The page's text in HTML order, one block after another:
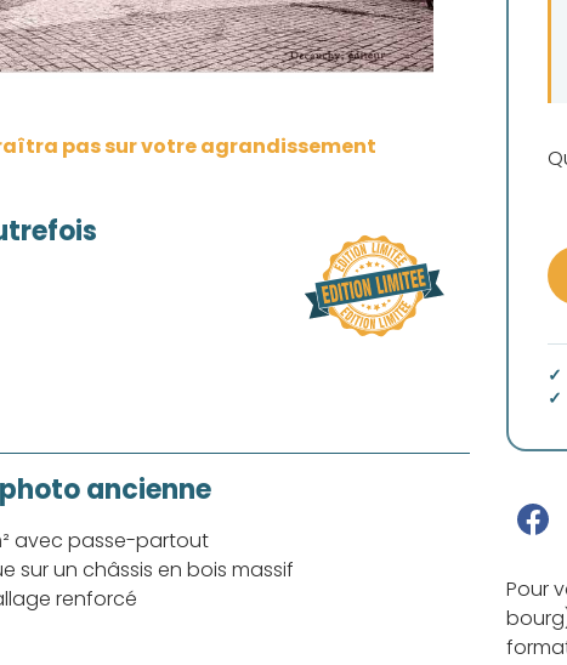
pas sur votre agrandissement
Pour
ancienne
avec passe-partout
sur un châssis en bois massif
renforcé